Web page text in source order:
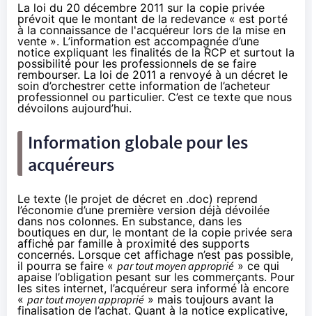
La loi du 20 décembre 2011 sur la copie privée
prévoit que le montant de la redevance « est porté
à la connaissance de l'acquéreur lors de la mise en
vente ». L’information est accompagnée d’une
notice expliquant les finalités de la RCP et surtout la
possibilité pour les professionnels de se faire
rembourser. La loi de 2011 a renvoyé à un décret le
soin d’orchestrer cette information de l’acheteur
professionnel ou particulier. C’est ce texte que nous
dévoilons aujourd’hui.
Information globale pour les
acquéreurs
Le texte (le projet de décret en .doc) reprend
l’économie d’une première version déjà dévoilée
dans nos colonnes. En substance, dans les
boutiques en dur, le montant de la copie privée sera
affiché par famille à proximité des supports
concernés. Lorsque cet affichage n’est pas possible,
il pourra se faire « par tout moyen approprié » ce qui
apaise l’obligation pesant sur les commerçants. Pour
les sites internet, l’acquéreur sera informé là encore
« par tout moyen approprié » mais toujours avant la
finalisation de l’achat. Quant à la notice explicative,